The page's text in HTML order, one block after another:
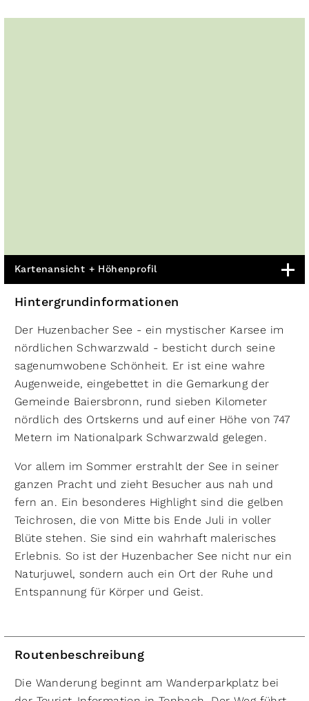
Kartenansicht + Höhenprofil
Hintergrundinformationen
Der Huzenbacher See - ein mystischer Karsee im
nördlichen Schwarzwald - besticht durch seine
sagenumwobene Schönheit. Er ist eine wahre
Augenweide, eingebettet in die Gemarkung der
Gemeinde Baiersbronn, rund sieben Kilometer
nördlich des Ortskerns und auf einer Höhe von 747
Metern im Nationalpark Schwarzwald gelegen.
Vor allem im Sommer erstrahlt der See in seiner
ganzen Pracht und zieht Besucher aus nah und
fern an. Ein besonderes Highlight sind die gelben
Teichrosen, die von Mitte bis Ende Juli in voller
Blüte stehen. Sie sind ein wahrhaft malerisches
Erlebnis. So ist der Huzenbacher See nicht nur ein
Naturjuwel, sondern auch ein Ort der Ruhe und
Entspannung für Körper und Geist.
Routenbeschreibung
Die Wanderung beginnt am Wanderparkplatz bei